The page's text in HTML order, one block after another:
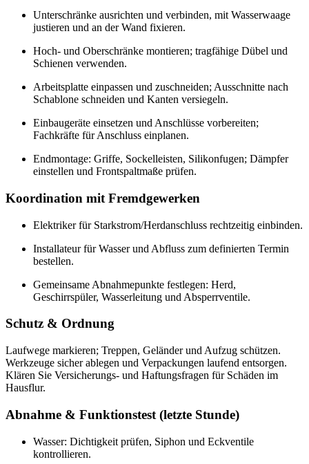
Unterschränke ausrichten und verbinden, mit Wasserwaage
justieren und an der Wand fixieren.
Hoch- und Oberschränke montieren; tragfähige Dübel und
Schienen verwenden.
Arbeitsplatte einpassen und zuschneiden; Ausschnitte nach
Schablone schneiden und Kanten versiegeln.
Einbaugeräte einsetzen und Anschlüsse vorbereiten;
Fachkräfte für Anschluss einplanen.
Endmontage: Griffe, Sockelleisten, Silikonfugen; Dämpfer
einstellen und Frontspaltmaße prüfen.
Koordination mit Fremdgewerken
Elektriker für Starkstrom/Herdanschluss rechtzeitig einbinden.
Installateur für Wasser und Abfluss zum definierten Termin
bestellen.
Gemeinsame Abnahmepunkte festlegen: Herd,
Geschirrspüler, Wasserleitung und Absperrventile.
Schutz & Ordnung
Laufwege markieren; Treppen, Geländer und Aufzug schützen.
Werkzeuge sicher ablegen und Verpackungen laufend entsorgen.
Klären Sie Versicherungs- und Haftungsfragen für Schäden im
Hausflur.
Abnahme & Funktionstest (letzte Stunde)
Wasser: Dichtigkeit prüfen, Siphon und Eckventile
kontrollieren.